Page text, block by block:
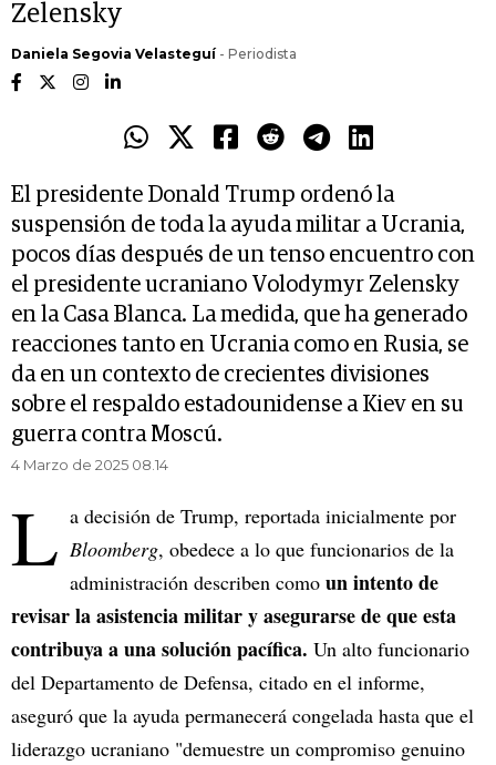
Zelensky
Daniela Segovia Velasteguí- Periodista
El presidente Donald Trump ordenó la
suspensión de toda la ayuda militar a Ucrania,
pocos días después de un tenso encuentro con
el presidente ucraniano Volodymyr Zelensky
en la Casa Blanca. La medida, que ha generado
reacciones tanto en Ucrania como en Rusia, se
da en un contexto de crecientes divisiones
sobre el respaldo estadounidense a Kiev en su
guerra contra Moscú.
4 Marzo de 2025 08.14
L a decisión de Trump, reportada inicialmente por
Bloomberg, obedece a lo que funcionarios de la
administración describen como un intento de
revisar la asistencia militar y asegurarse de que esta
contribuya a una solución pacífica. Un alto funcionario
del Departamento de Defensa, citado en el informe,
aseguró que la ayuda permanecerá congelada hasta que el
liderazgo ucraniano "demuestre un compromiso genuino